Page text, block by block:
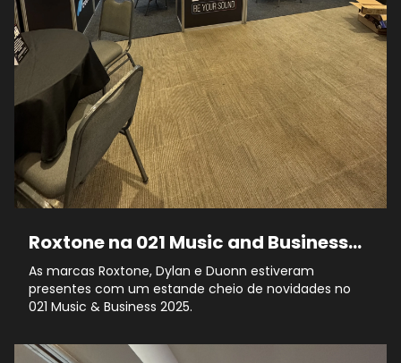
Roxtone na 021 Music and Business
2025
As marcas Roxtone, Dylan e Duonn estiveram
presentes com um estande cheio de novidades no
021 Music & Business 2025.